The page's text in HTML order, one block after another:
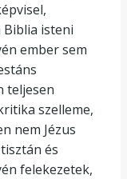
Biblia isteni
ember sem
teljesen
szelleme,
nem Jézus
és
felekezetek,